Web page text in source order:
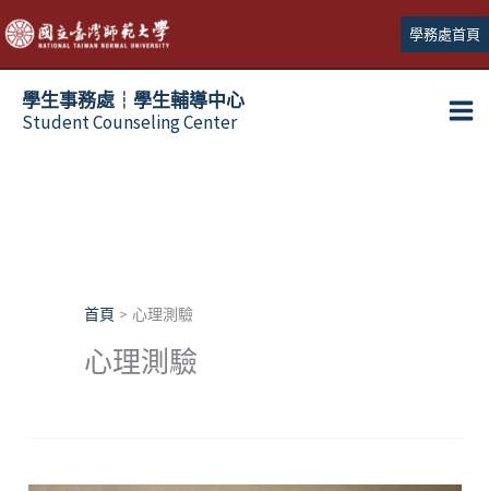
跳
至
主
學務處首頁
學生事務處┆學生輔導中心
Student Counseling Center
首頁 心理測驗
心理測驗